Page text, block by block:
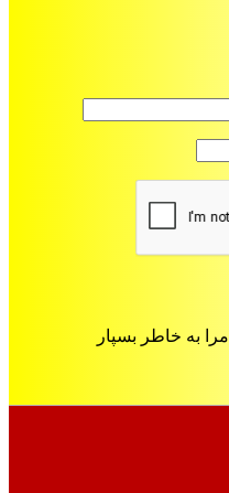
مرا به خاطر بسپار